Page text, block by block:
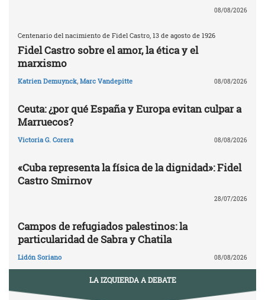
08/08/2026
Centenario del nacimiento de Fidel Castro, 13 de agosto de 1926
Fidel Castro sobre el amor, la ética y el
marxismo
Katrien Demuynck, Marc Vandepitte 08/08/2026
Ceuta: ¿por qué España y Europa evitan culpar a
Marruecos?
Victoria G. Corera 08/08/2026
«Cuba representa la física de la dignidad»: Fidel
Castro Smirnov
28/07/2026
Campos de refugiados palestinos: la
particularidad de Sabra y Chatila
Lidón Soriano 08/08/2026
LA IZQUIERDA A DEBATE